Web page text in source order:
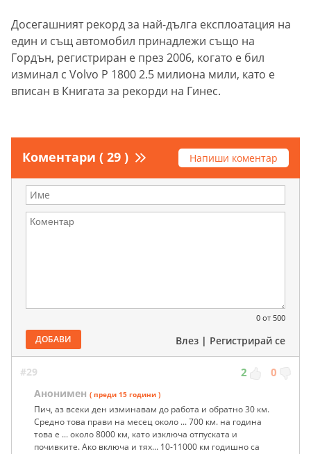
Досегашният рекорд за най-дълга експлоатация на
един и същ автомобил принадлежи също на
Гордън, регистриран е през 2006, когато е бил
изминал с Volvo P 1800 2.5 милиона мили, като е
вписан в Книгата за рекорди на Гинес.
Коментари ( 29 ) Напиши коментар
0 от 500
ДОБАВИ Влез | Регистрирай се
#29 2 0
Анонимен ( преди 15 години )
Пич, аз всеки ден изминавам до работа и обратно 30 км.
Средно това прави на месец около ... 700 км. на година
това е ... около 8000 км, като изключа отпуската и
почивките. Ако включа и тях... 10-11000 км годишно са